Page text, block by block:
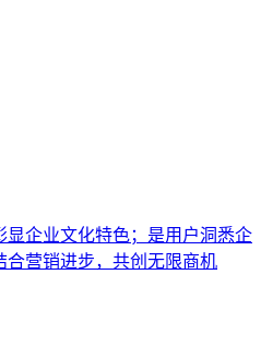
企业文化特色；是用户洞悉企
合营销进步，共创无限商机